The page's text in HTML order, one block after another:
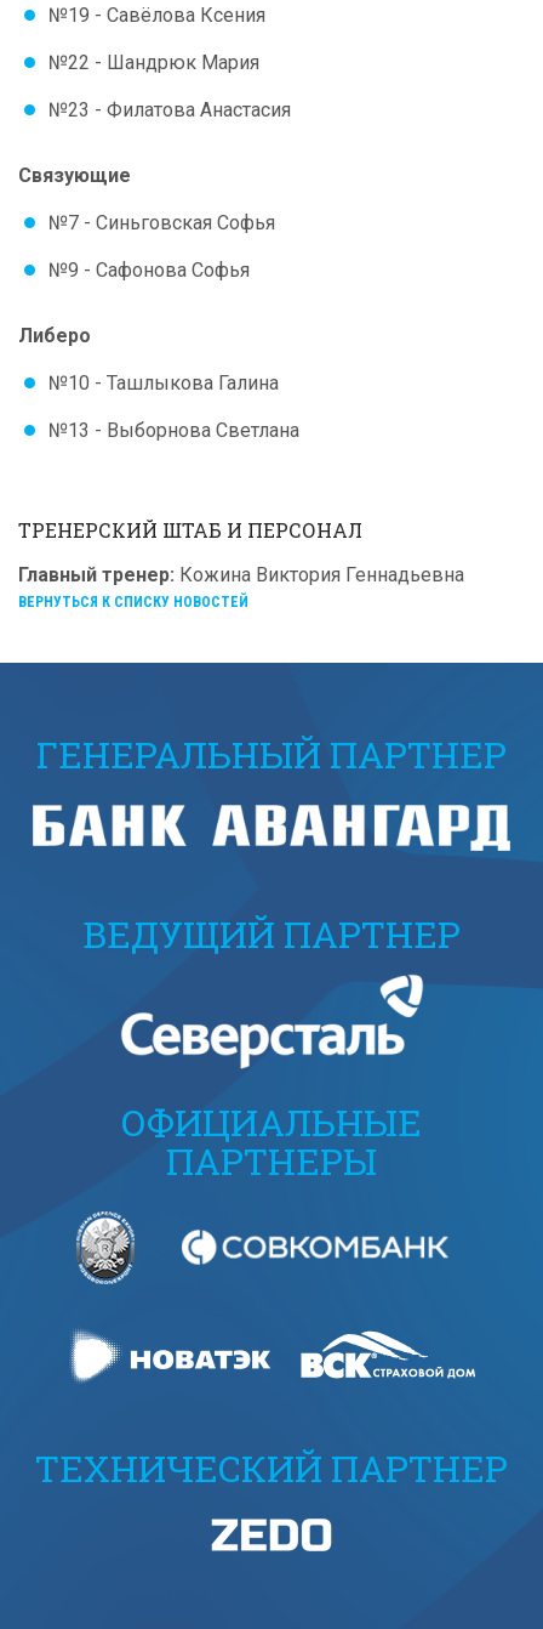
№19 - Савёлова Ксения
№22 - Шандрюк Мария
№23 - Филатова Анастасия
Связующие
№7 - Синьговская Софья
№9 - Сафонова Софья
Либеро
№10 - Ташлыкова Галина
№13 - Выборнова Светлана
ТРЕНЕРСКИЙ ШТАБ И ПЕРСОНАЛ
Главный тренер: Кожина Виктория Геннадьевна
ВЕРНУТЬСЯ К СПИСКУ НОВОСТЕЙ
ГЕНЕРАЛЬНЫЙ ПАРТНЕР
ВЕДУЩИЙ ПАРТНЕР
ОФИЦИАЛЬНЫЕ
ПАРТНЕРЫ
ТЕХНИЧЕСКИЙ ПАРТНЕР